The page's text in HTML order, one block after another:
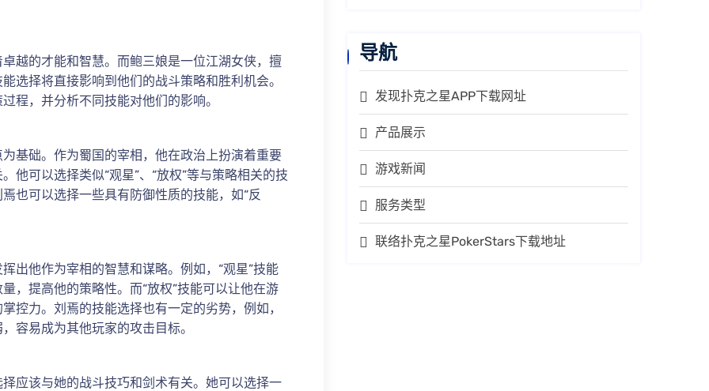
越的才能和智慧。而鲍三娘是一位江湖女侠，擅
选择将直接影响到他们的战斗策略和胜利机会。
程，并分析不同技能对他们的影响。
基础。作为蜀国的宰相，他在政治上扮演着重要
他可以选择类似“观星”、“放权”等与策略相关的技
也可以选择一些具有防御性质的技能，如“反
出他作为宰相的智慧和谋略。例如，“观星”技能
，提高他的策略性。而“放权”技能可以让他在游
控力。刘焉的技能选择也有一定的劣势，例如，
容易成为其他玩家的攻击目标。
应该与她的战斗技巧和剑术有关。她可以选择一
导航
发现扑克之星APP下载网址
产品展示
游戏新闻
服务类型
联络扑克之星PokerStars下载地址